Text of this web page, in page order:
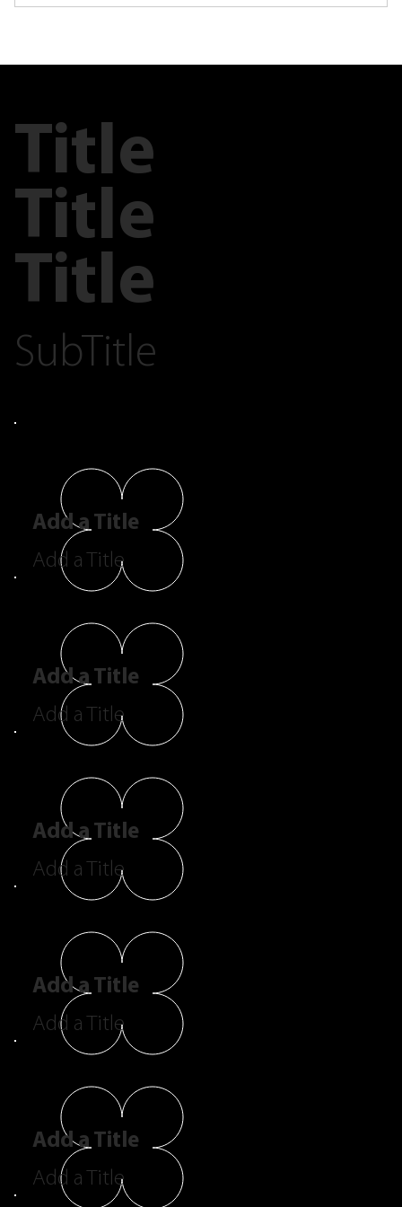
Title
Title
Title
SubTitle
Add a Title
Add a Title
Add a Title
Add a Title
Add a Title
Add a Title
Add a Title
Add a Title
Add a Title
Add a Title